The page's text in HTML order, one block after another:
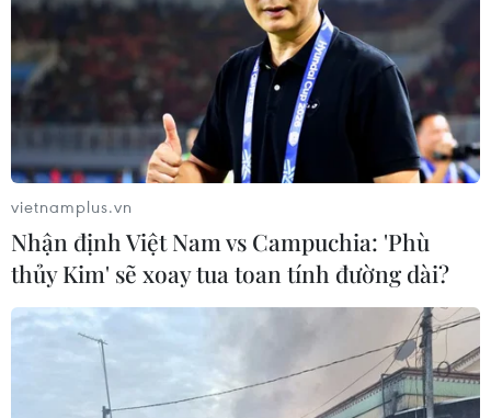
31/01/2020 07:28
Sau thông tin 3 bệnh nhân nhiễm virus Corona là người
Việt, trong đó có 2 người Hà Nội, tại các cửa hàng thiết
bị y tế, các hiệu thuốc "cháy hàng, loạn giá" mặt hàng
khẩu trang y tế, nước rửa tay.
vietnamplus.vn
Nhận định Việt Nam vs Campuchia: 'Phù
thủy Kim' sẽ xoay tua toan tính đường dài?